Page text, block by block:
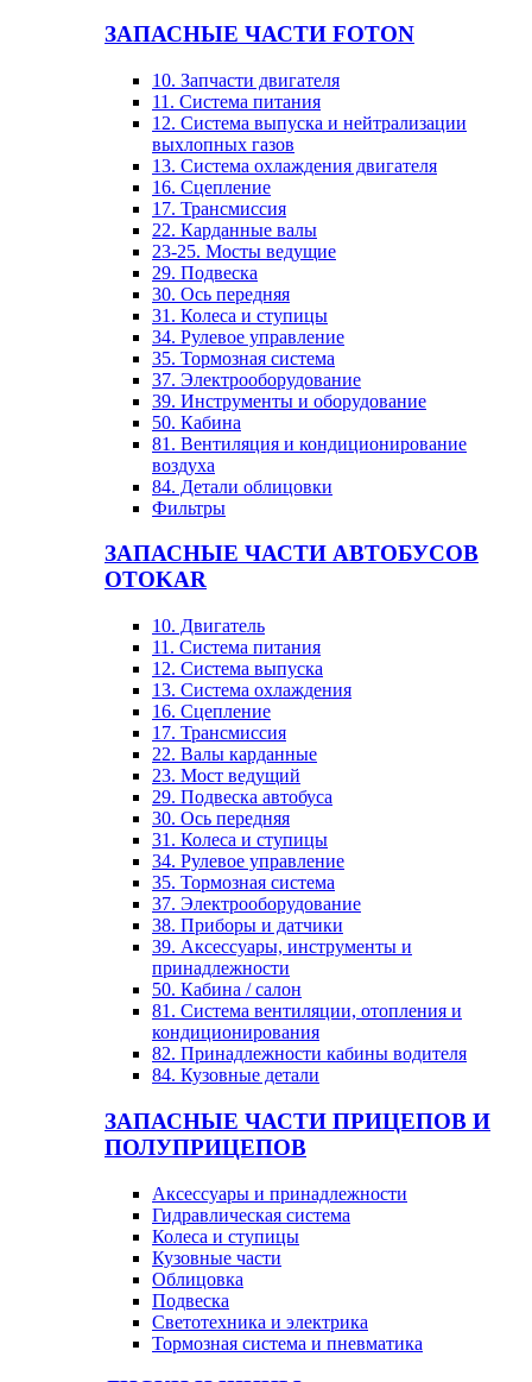
ЗАПАСНЫЕ ЧАСТИ FOTON
10. Запчасти двигателя
11. Система питания
12. Система выпуска и нейтрализации
выхлопных газов
13. Система охлаждения двигателя
16. Сцепление
17. Трансмиссия
22. Карданные валы
23-25. Мосты ведущие
29. Подвеска
30. Ось передняя
31. Колеса и ступицы
34. Рулевое управление
35. Тормозная система
37. Электрооборудование
39. Инструменты и оборудование
50. Кабина
81. Вентиляция и кондиционирование
воздуха
84. Детали облицовки
Фильтры
ЗАПАСНЫЕ ЧАСТИ АВТОБУСОВ
OTOKAR
10. Двигатель
11. Система питания
12. Система выпуска
13. Система охлаждения
16. Сцепление
17. Трансмиссия
22. Валы карданные
23. Мост ведущий
29. Подвеска автобуса
30. Ось передняя
31. Колеса и ступицы
34. Рулевое управление
35. Тормозная система
37. Электрооборудование
38. Приборы и датчики
39. Аксессуары, инструменты и
принадлежности
50. Кабина / салон
81. Система вентиляции, отопления и
кондиционирования
82. Принадлежности кабины водителя
84. Кузовные детали
ЗАПАСНЫЕ ЧАСТИ ПРИЦЕПОВ И
ПОЛУПРИЦЕПОВ
Аксессуары и принадлежности
Гидравлическая система
Колеса и ступицы
Кузовные части
Облицовка
Подвеска
Светотехника и электрика
Тормозная система и пневматика